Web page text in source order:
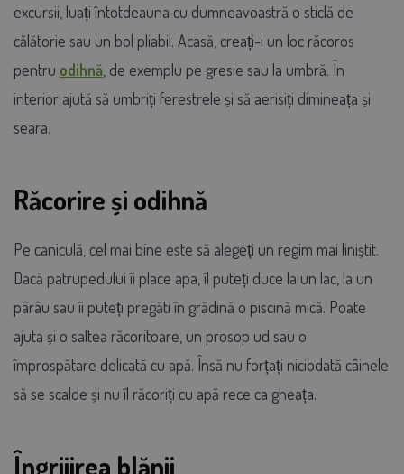
excursii, luați întotdeauna cu dumneavoastră o sticlă de
călătorie sau un bol pliabil. Acasă, creați-i un loc răcoros
pentru odihnă , de exemplu pe gresie sau la umbră. În
interior ajută să umbriți ferestrele și să aerisiți dimineața și
seara.
Răcorire și odihnă
Pe caniculă, cel mai bine este să alegeți un regim mai liniștit.
Dacă patrupedului îi place apa, îl puteți duce la un lac, la un
pârâu sau îi puteți pregăti în grădină o piscină mică. Poate
ajuta și o saltea răcoritoare, un prosop ud sau o
împrospătare delicată cu apă. Însă nu forțați niciodată câinele
să se scalde și nu îl răcoriți cu apă rece ca gheața.
Îngrijirea blănii